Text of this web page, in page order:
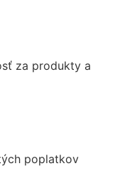
za produkty a
poplatkov